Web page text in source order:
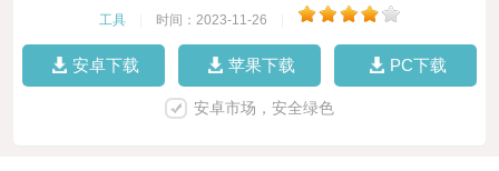
工具 时间：2023-11-26
安卓下载 苹果下载 PC下载
安卓市场，安全绿色